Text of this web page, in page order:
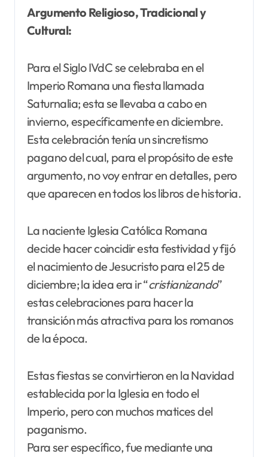
Argumento Religioso, Tradicional y
Cultural:
Para el Siglo IVdC se celebraba en el
Imperio Romana una fiesta llamada
Saturnalia; esta se llevaba a cabo en
invierno, específicamente en diciembre.
Esta celebración tenía un sincretismo
pagano del cual, para el propósito de este
argumento, no voy entrar en detalles, pero
que aparecen en todos los libros de historia.
La naciente Iglesia Católica Romana
decide hacer coincidir esta festividad y fijó
el nacimiento de Jesucristo para el 25 de
diciembre; la idea era ir “cristianizando”
estas celebraciones para hacer la
transición más atractiva para los romanos
de la época.
Estas fiestas se convirtieron en la Navidad
establecida por la Iglesia en todo el
Imperio, pero con muchos matices del
paganismo.
Para ser específico, fue mediante una